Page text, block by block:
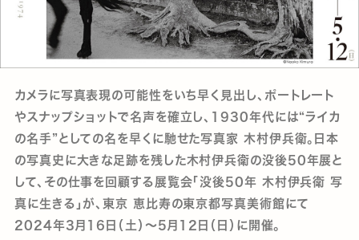
カメラに写真表現の可能性をいち早く見出し、ポートレート
やスナップショットで名声を確立し、1930年代には“ライカ
の名手”としての名を早くに馳せた写真家 木村伊兵衛。日本
の写真史に大きな足跡を残した木村伊兵衛の没後50年展と
して、その仕事を回顧する展覧会「没後50年 木村伊兵衛 写
真に生きる」が、東京 恵比寿の東京都写真美術館にて
2024年3月16日（土）～5月12日（日）に開催。